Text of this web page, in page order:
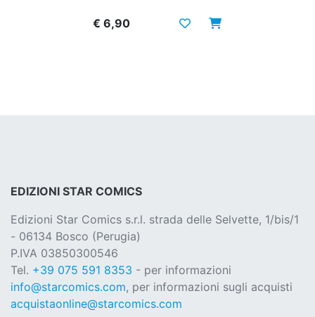
€ 6,90
EDIZIONI STAR COMICS
Edizioni Star Comics s.r.l. strada delle Selvette, 1/bis/1
- 06134 Bosco (Perugia)
P.IVA 03850300546
Tel. +39 075 591 8353 - per informazioni
info@starcomics.com, per informazioni sugli acquisti
acquistaonline@starcomics.com